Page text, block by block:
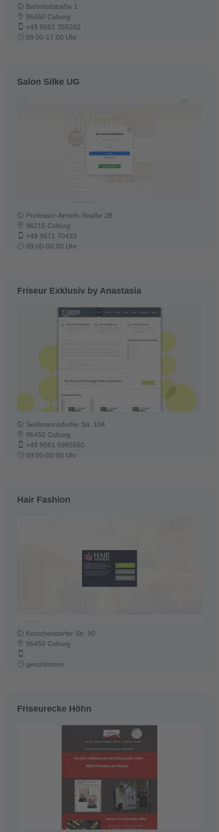
Bahnhofstraße 1
96450 Coburg
+49 9561 355262
09:00-17:00 Uhr
Salon Silke UG
Professor-Arneth-Straße 2B
96215 Coburg
+49 9571 70433
09:00-00:00 Uhr
Friseur Exklusiv by Anastasia
Seidmannsdorfer Str. 104
96450 Coburg
+49 9561 5965550
09:00-00:00 Uhr
Hair Fashion
Ketschendorfer Str. 90
96450 Coburg
geschlossen
Friseurecke Höhn